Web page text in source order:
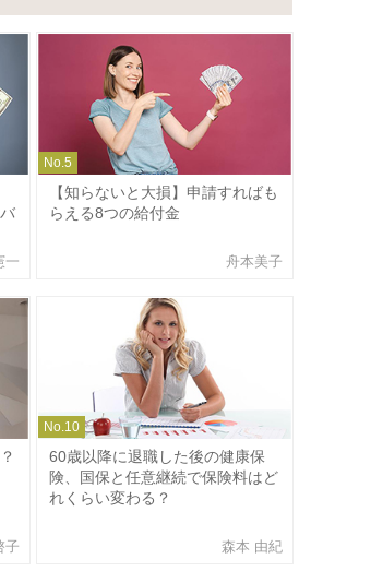
一
No.5
【知らないと大損】申請すればも
らえる8つの給付金
舟本美子
子
No.10
60歳以降に退職した後の健康保
険、国保と任意継続で保険料はど
れくらい変わる？
森本 由紀